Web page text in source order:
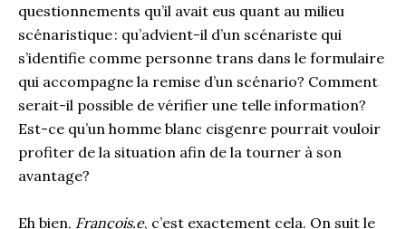
questionnements qu’il avait eus quant au milieu
scénaristique : qu’advient-il d’un scénariste qui
s’identifie comme personne trans dans le formulaire
qui accompagne la remise d’un scénario? Comment
serait-il possible de vérifier une telle information?
Est-ce qu’un homme blanc cisgenre pourrait vouloir
profiter de la situation afin de la tourner à son
avantage?
Eh bien, François.e, c’est exactement cela. On suit le